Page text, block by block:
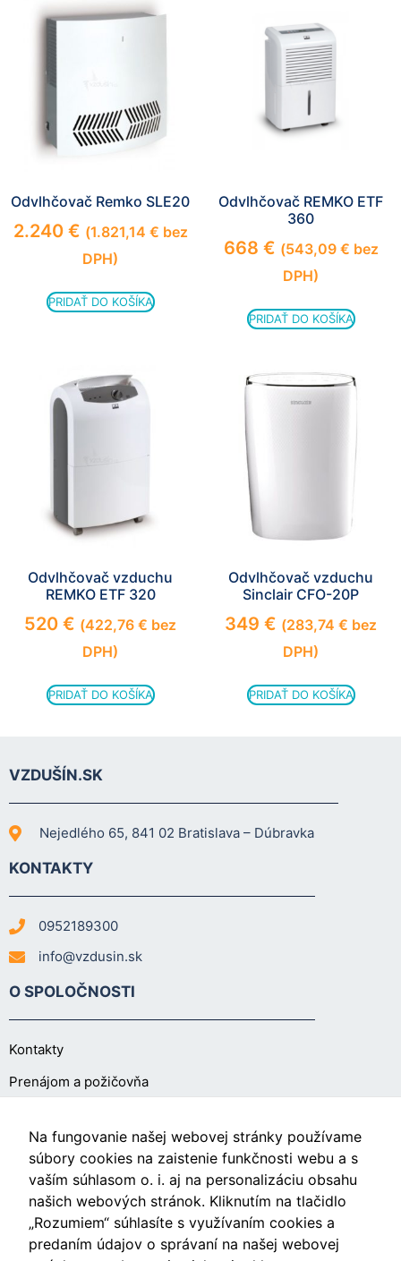
Odvlhčovač Remko SLE20
2.240 € (1.821,14 € bez
DPH)
PRIDAŤ DO KOŠÍKA
Odvlhčovač REMKO ETF
360
668 € (543,09 € bez
DPH)
PRIDAŤ DO KOŠÍKA
Odvlhčovač vzduchu
REMKO ETF 320
520 € (422,76 € bez
DPH)
PRIDAŤ DO KOŠÍKA
Odvlhčovač vzduchu
Sinclair CFO-20P
349 € (283,74 € bez
DPH)
PRIDAŤ DO KOŠÍKA
VZDUŠÍN.SK
Nejedlého 65, 841 02 Bratislava – Dúbravka
KONTAKTY
0952189300
info@vzdusin.sk
O SPOLOČNOSTI
Kontakty
Prenájom a požičovňa
O NÁKUPE
Obchodné podmienky
Ochrana osobných údajov
Nastavenia cookies
Na fungovanie našej webovej stránky používame
súbory cookies na zaistenie funkčnosti webu a s
vaším súhlasom o. i. aj na personalizáciu obsahu
našich webových stránok. Kliknutím na tlačidlo
„Rozumiem“ súhlasíte s využívaním cookies a
predaním údajov o správaní na našej webovej